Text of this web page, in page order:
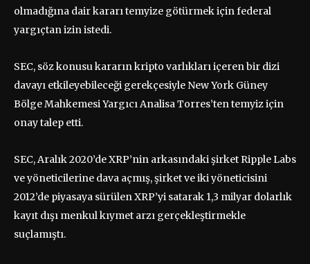
olmadığına dair kararı temyize götürmek için federal
yargıçtan izin istedi.
SEC, söz konusu kararın kripto varlıkları içeren bir dizi
davayı etkileyebileceği gerekçesiyle New York Güney
Bölge Mahkemesi Yargıcı Analisa Torres’ten temyiz için
onay talep etti.
SEC, Aralık 2020’de XRP’nin arkasındaki şirket Ripple Labs
ve yöneticilerine dava açmış, şirket ve iki yöneticisini
2012’de piyasaya sürülen XRP’yi satarak 1,3 milyar dolarlık
kayıt dışı menkul kıymet arzı gerçekleştirmekle
suçlamıştı.